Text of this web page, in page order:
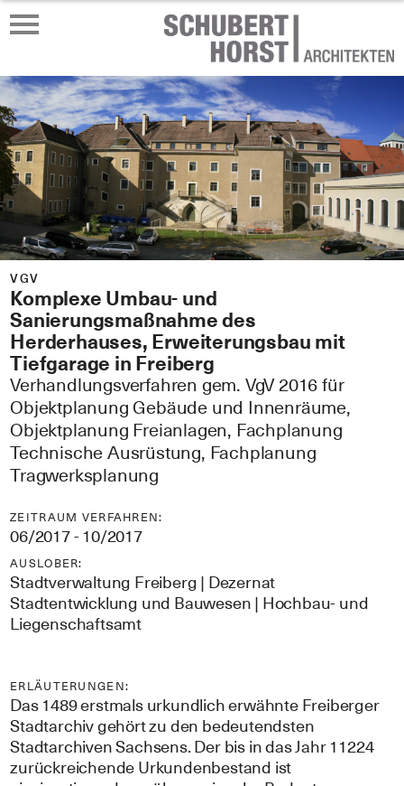
VGV
Komplexe Umbau- und
Sanierungsmaßnahme des
Herderhauses, Erweiterungsbau mit
Tiefgarage in Freiberg
Verhandlungsverfahren gem. VgV 2016 für
Objektplanung Gebäude und Innenräume,
Objektplanung Freianlagen, Fachplanung
Technische Ausrüstung, Fachplanung
Tragwerksplanung
ZEITRAUM VERFAHREN:
06/2017 - 10/2017
AUSLOBER:
Stadtverwaltung Freiberg | Dezernat
Stadtentwicklung und Bauwesen | Hochbau- und
Liegenschaftsamt
ERLÄUTERUNGEN:
Das 1489 erstmals urkundlich erwähnte Freiberger
Stadtarchiv gehört zu den bedeutendsten
Stadtarchiven Sachsens. Der bis in das Jahr 11224
zurückreichende Urkundenbestand ist